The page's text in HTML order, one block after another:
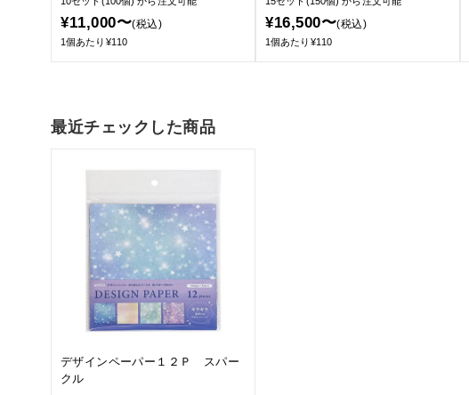
¥11,000〜(税込)
1個あたり¥110
¥16,500〜(税込)
1個あたり¥110
最近チェックした商品
デザインペーパー１２Ｐ スパー
クル